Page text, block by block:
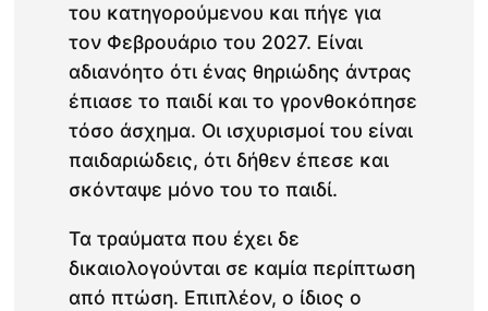
του κατηγορούμενου και πήγε για
τον Φεβρουάριο του 2027. Είναι
αδιανόητο ότι ένας θηριώδης άντρας
έπιασε το παιδί και το γρονθοκόπησε
τόσο άσχημα. Οι ισχυρισμοί του είναι
παιδαριώδεις, ότι δήθεν έπεσε και
σκόνταψε μόνο του το παιδί.
Τα τραύματα που έχει δε
δικαιολογούνται σε καμία περίπτωση
από πτώση. Επιπλέον, ο ίδιος ο